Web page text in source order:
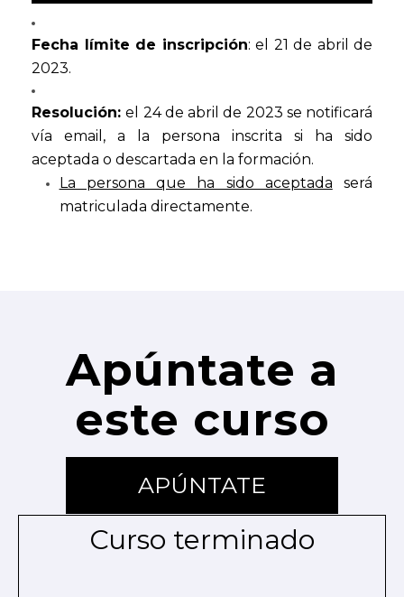
Fecha límite de inscripción: el 21 de abril de
2023.
Resolución:el 24 de abril de 2023 se notificará
vía email, a la persona inscrita si ha sido
aceptada o descartada en la formación.
La persona que ha sido aceptada será
matriculada directamente.
Apúntate a
este curso
APÚNTATE
Curso terminado